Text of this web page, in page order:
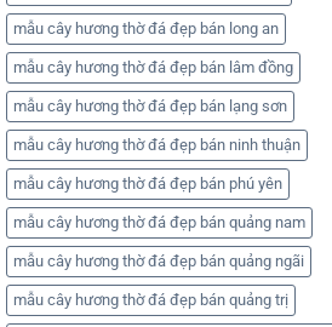
mẫu cây hương thờ đá đẹp bán long an
mẫu cây hương thờ đá đẹp bán lâm đồng
mẫu cây hương thờ đá đẹp bán lạng sơn
mẫu cây hương thờ đá đẹp bán ninh thuận
mẫu cây hương thờ đá đẹp bán phú yên
mẫu cây hương thờ đá đẹp bán quảng nam
mẫu cây hương thờ đá đẹp bán quảng ngãi
mẫu cây hương thờ đá đẹp bán quảng trị